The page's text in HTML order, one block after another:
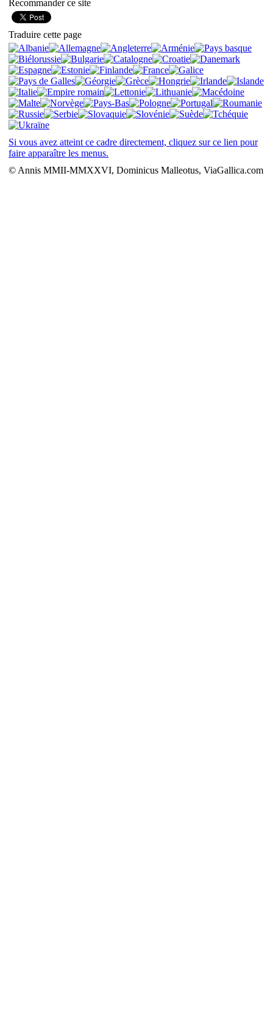
Recommander ce site
Traduire cette page
Si vous avez atteint ce cadre directement, cliquez sur ce lien pour
faire apparaître les menus.
© Annis MMII-MMXXVI, Dominicus Malleotus, ViaGallica.com